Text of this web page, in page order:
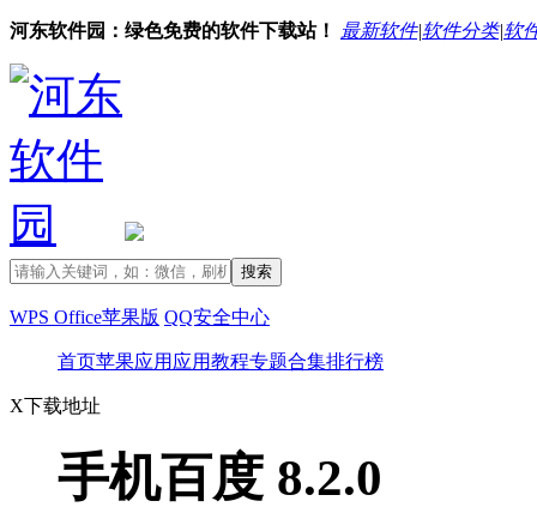
河东软件园：绿色免费的软件下载站！ 最新软件|软件分类|软
WPS Office苹果版 QQ安全中心
首页苹果应用 应用教程专题合集排行榜
X下载地址
手机百度 8.2.0